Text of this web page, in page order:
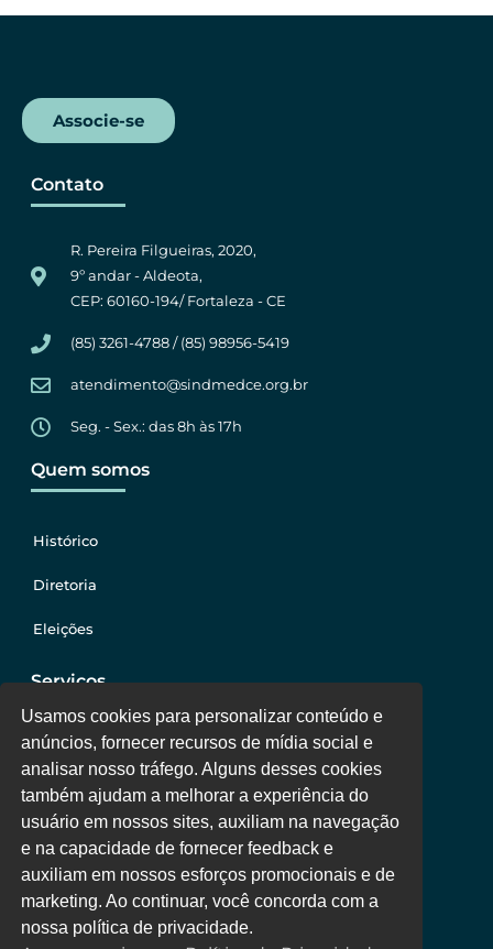
Associe-se
Contato
R. Pereira Filgueiras, 2020,
9º andar - Aldeota,
CEP: 60160-194/ Fortaleza - CE
(85) 3261-4788 / (85) 98956-5419
atendimento@sindmedce.org.br
Seg. - Sex.: das 8h às 17h
Quem somos
Histórico
Diretoria
Eleições
Serviços
Jurídico
Oportunidades
Clube de Vantagens
Área Colaborador
Usamos cookies para personalizar conteúdo e
anúncios, fornecer recursos de mídia social e
analisar nosso tráfego. Alguns desses cookies
também ajudam a melhorar a experiência do
usuário em nossos sites, auxiliam na navegação
e na capacidade de fornecer feedback e
auxiliam em nossos esforços promocionais e de
marketing. Ao continuar, você concorda com a
nossa política de privacidade.